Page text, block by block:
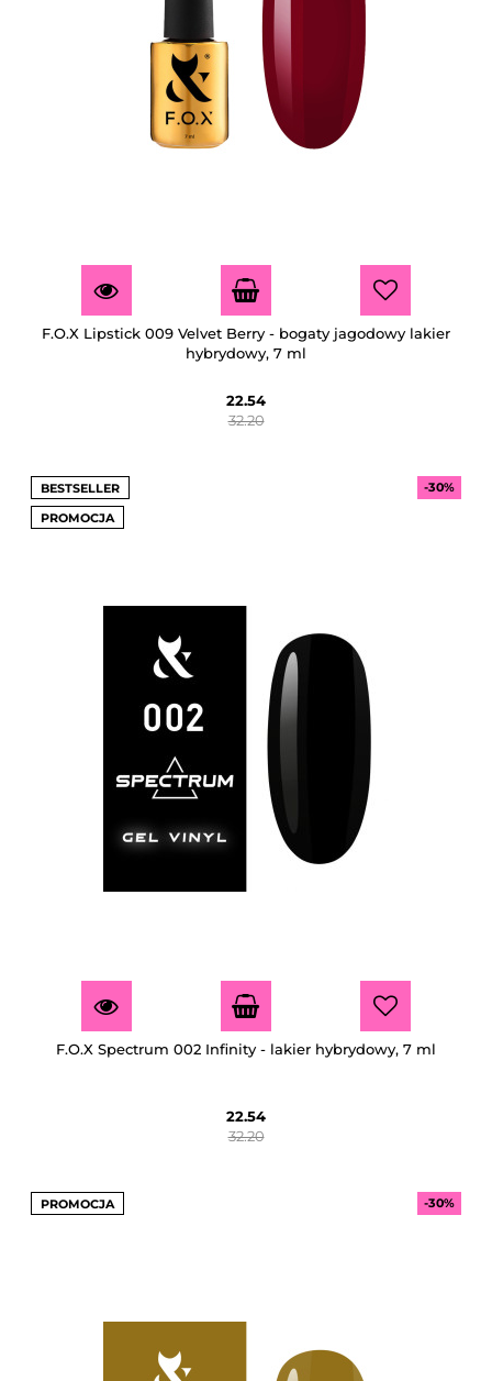
F.O.X Lipstick 009 Velvet Berry - bogaty jagodowy lakier
hybrydowy, 7 ml
22.54
32.20
BESTSELLER
PROMOCJA
F.O.X Spectrum 002 Infinity - lakier hybrydowy, 7 ml
22.54
-30%
32.20
PROMOCJA -30%